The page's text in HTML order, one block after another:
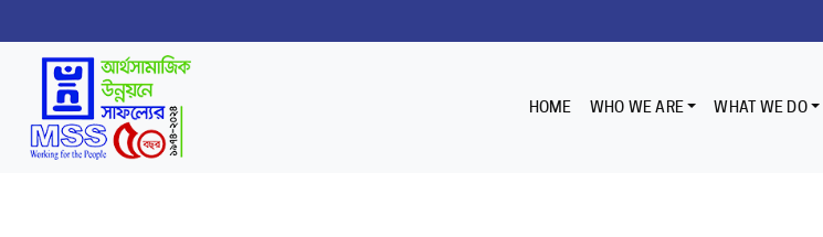
HOME WHO WE ARE WHAT WE DO